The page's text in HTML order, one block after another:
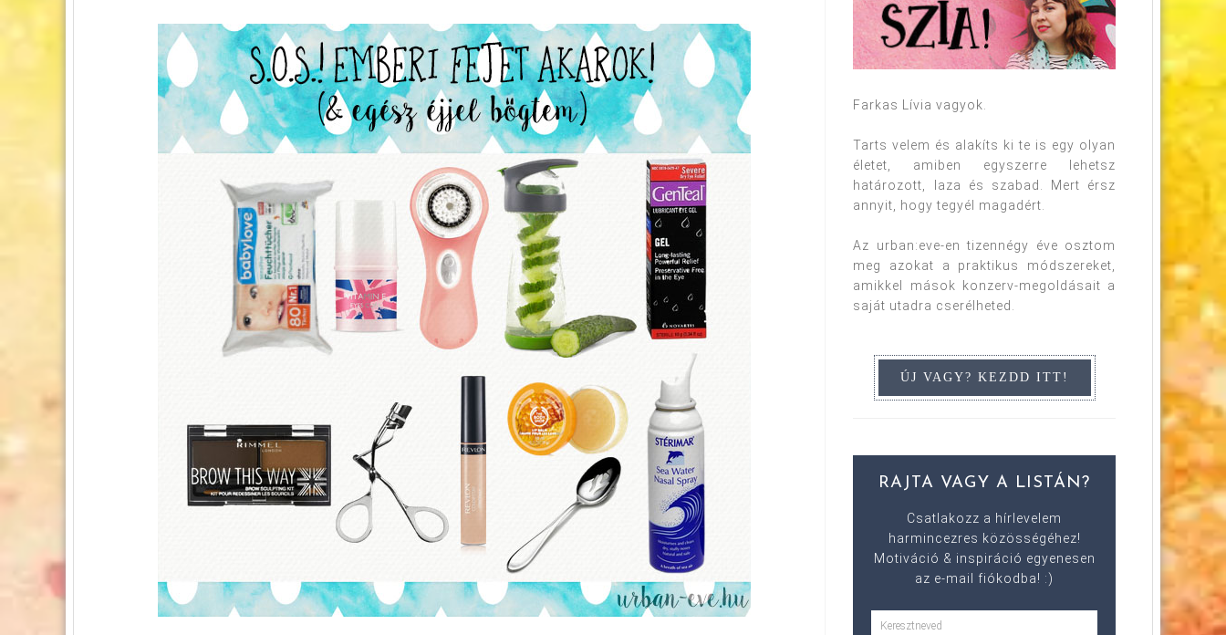
Farkas Lívia vagyok.
Tarts velem és alakíts ki te is egy olyan
életet, amiben egyszerre lehetsz
határozott, laza és szabad. Mert érsz
annyit, hogy tegyél magadért.
Az urban:eve-en tizennégy éve osztom
meg azokat a praktikus módszereket,
amikkel mások konzerv-megoldásait a
saját utadra cserélheted.
RAJTA VAGY A LISTÁN?
Csatlakozz a hírlevelem
harmincezres közösségéhez!
Motiváció & inspiráció egyenesen
az e-mail fiókodba! :)